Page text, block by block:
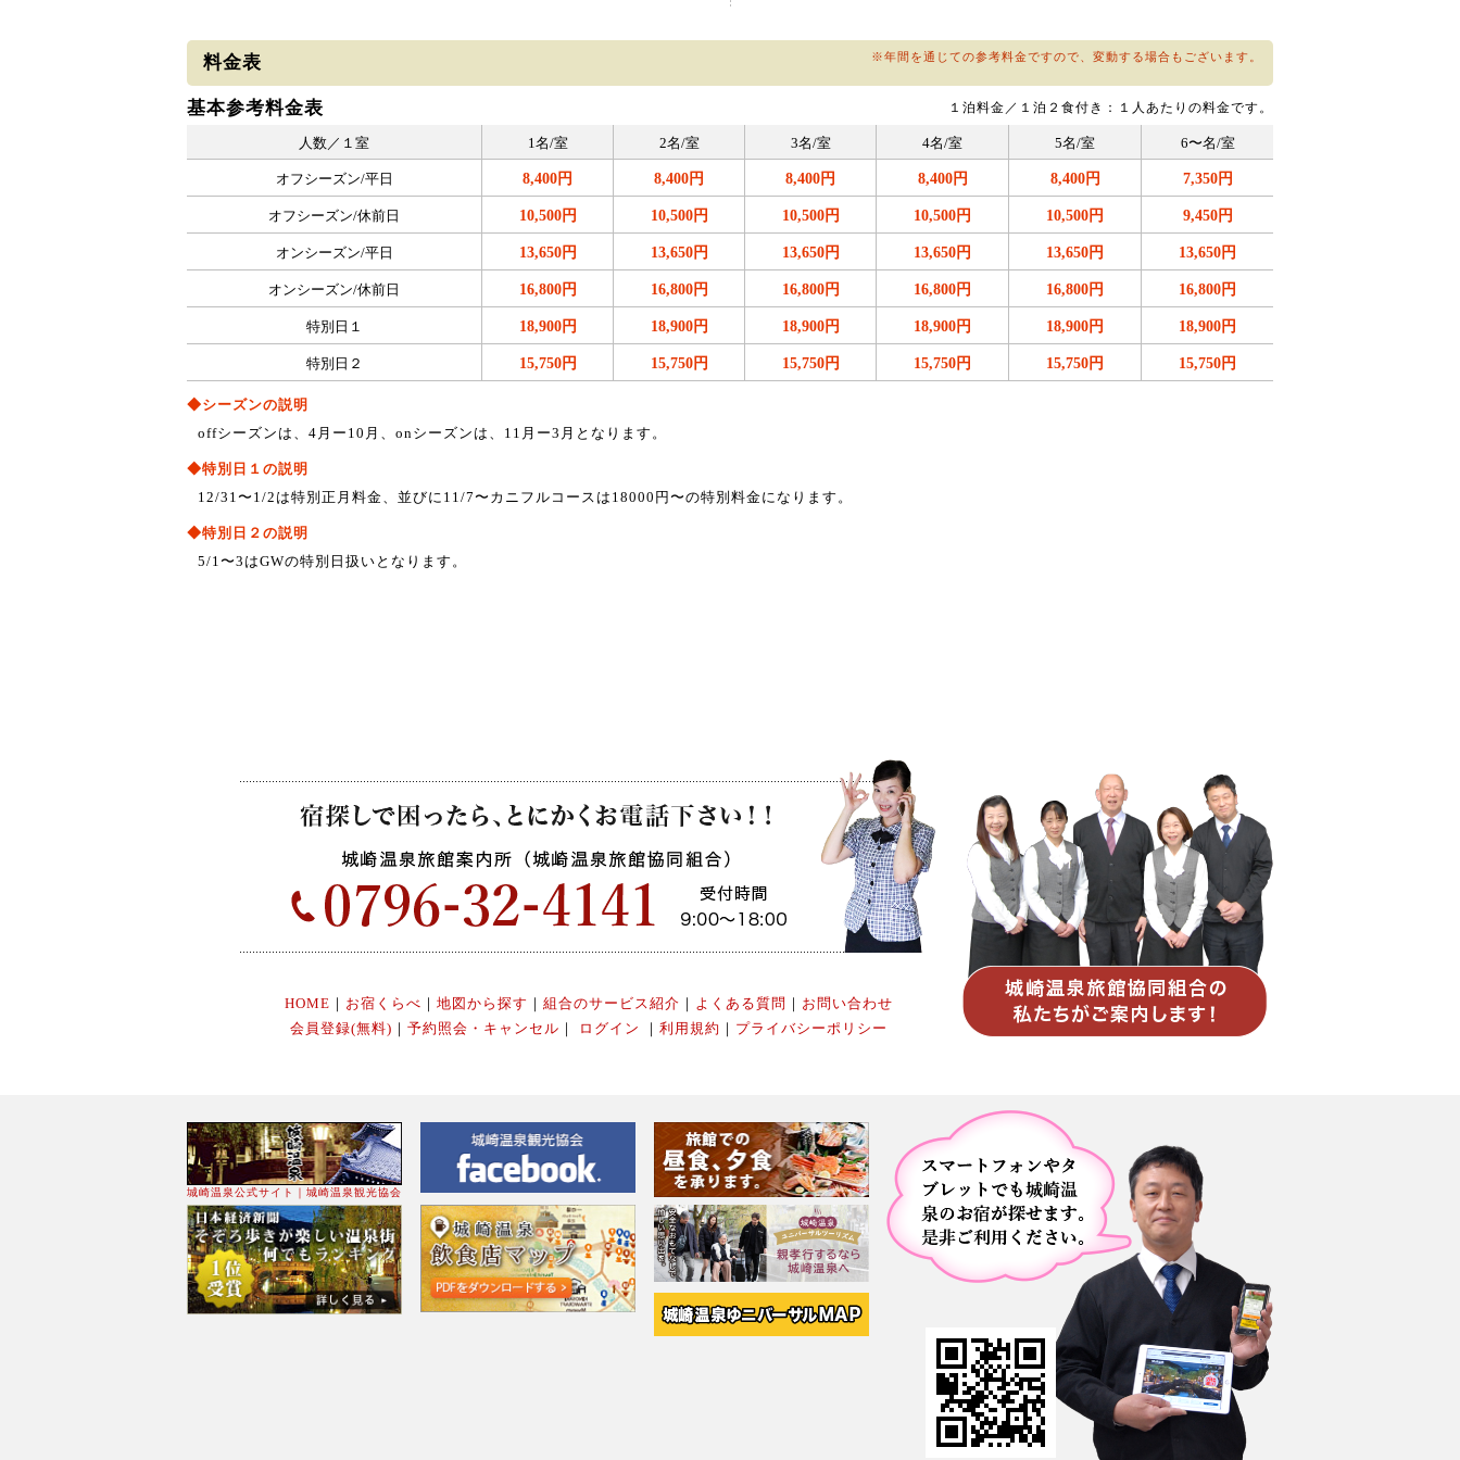
料金表 ※年間を通じての参考料金ですので、変動する場合もございます。
基本参考料金表 １泊料金／１泊２食付き：１人あたりの料金です。
人数／１室 1名/室 2名/室 3名/室 4名/室 5名/室 6〜名/室
オフシーズン/平日 8,400円 8,400円 8,400円 8,400円 8,400円 7,350円
オフシーズン/休前日 10,500円 10,500円 10,500円 10,500円 10,500円 9,450円
オンシーズン/平日 13,650円 13,650円 13,650円 13,650円 13,650円 13,650円
オンシーズン/休前日 16,800円 16,800円 16,800円 16,800円 16,800円 16,800円
特別日１ 18,900円 18,900円 18,900円 18,900円 18,900円 18,900円
特別日２ 15,750円 15,750円 15,750円 15,750円 15,750円 15,750円
◆シーズンの説明
offシーズンは、4月ー10月、onシーズンは、11月ー3月となります。
◆特別日１の説明
12/31〜1/2は特別正月料金、並びに11/7〜カニフルコースは18000円〜の特別料金になります。
◆特別日２の説明
5/1〜3はGWの特別日扱いとなります。
HOME ｜ お宿くらべ ｜ 地図から探す ｜ 組合のサービス紹介 ｜ よくある質問 ｜ お問い合わせ
会員登録(無料) ｜ 予約照会・キャンセル ｜ ログイン ｜ 利用規約 ｜ プライバシーポリシー
城崎温泉公式サイト｜城崎温泉観光協会